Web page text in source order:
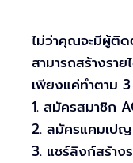
ไม่ว่าคุณจะมีผู้ติ
สามารถสร้างรา
เพียงแค่ทำตาม
1. สมัครสมาชิก
2. สมัครแคมเป
3. แชร์ลิงก์สร้าง